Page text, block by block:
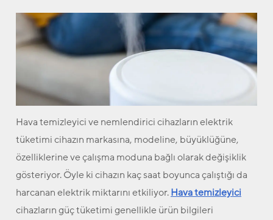
Hava temizleyici ve nemlendirici cihazların elektrik
tüketimi cihazın markasına, modeline, büyüklüğüne,
özelliklerine ve çalışma moduna bağlı olarak değişiklik
gösteriyor. Öyle ki cihazın kaç saat boyunca çalıştığı da
harcanan elektrik miktarını etkiliyor.Hava temizleyici
cihazların güç tüketimi genellikle ürün bilgileri